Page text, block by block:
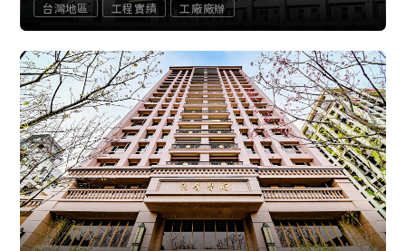
台灣地區 工程實績 工廠廠辦